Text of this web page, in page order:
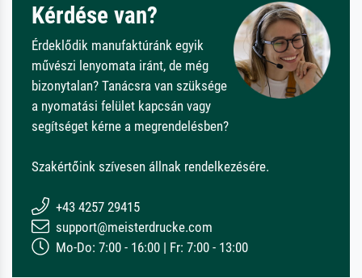
Kérdése van?
Érdeklődik manufaktúránk egyik
művészi lenyomata iránt, de még
bizonytalan? Tanácsra van szüksége
a nyomatási felület kapcsán vagy
segítséget kérne a megrendelésben?
Szakértőink szívesen állnak rendelkezésére.
+43 4257 29415
support@meisterdrucke.com
Mo-Do: 7:00 - 16:00 | Fr: 7:00 - 13:00